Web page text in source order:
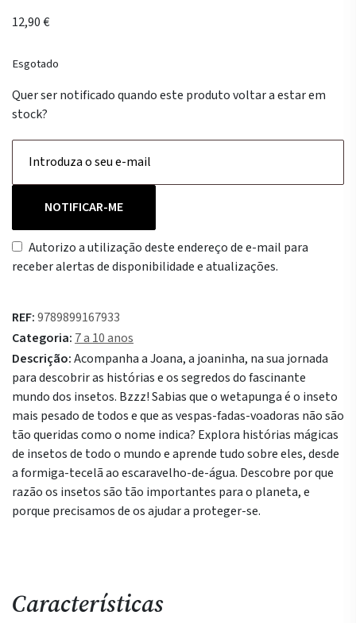
12,90€
Esgotado
Quer ser notificado quando este produto voltar a estar em
stock?
NOTIFICAR-ME
Autorizo a utilização deste endereço de e-mail para
receber alertas de disponibilidade e atualizações.
REF:9789899167933
Categoria: 7 a 10 anos
Descrição:Acompanha a Joana, a joaninha, na sua jornada
para descobrir as histórias e os segredos do fascinante
mundo dos insetos. Bzzz! Sabias que o wetapunga é o inseto
mais pesado de todos e que as vespas-fadas-voadoras não são
tão queridas como o nome indica? Explora histórias mágicas
de insetos de todo o mundo e aprende tudo sobre eles, desde
a formiga-tecelã ao escaravelho-de-água. Descobre por que
razão os insetos são tão importantes para o planeta, e
porque precisamos de os ajudar a proteger-se.
Características